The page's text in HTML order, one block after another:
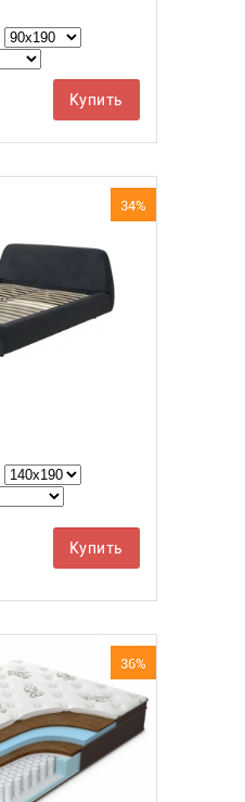
Купить
34%
Купить
36%